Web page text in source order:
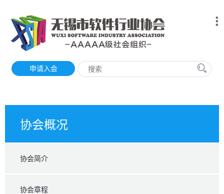
申请入会
协会概况
协会简介
协会章程